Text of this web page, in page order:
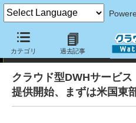
カテゴリ 過去記事
ニュース
クラウド型DWHサービ
提供開始、まずは米国東